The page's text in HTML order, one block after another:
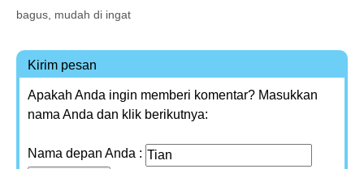
bagus, mudah di ingat
Kirim pesan
Apakah Anda ingin memberi komentar? Masukkan
nama Anda dan klik berikutnya:
Nama depan Anda :